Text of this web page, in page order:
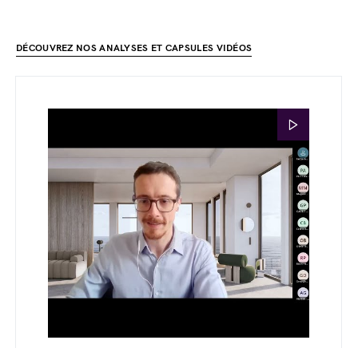
DÉCOUVREZ NOS ANALYSES ET CAPSULES VIDÉOS